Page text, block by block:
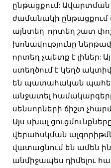
ընթացքում:
ժամանակի ընթացքում
այնտեղ, որտեղ շատ
խոնավությունը
որտեղ չպետք է լիներ:
ստեղծում է կեղծ
են պատահական
անջատել
սենսորների ճիշտ
Այս սխալ
վերահսկման
վատացնում են ամեն
անմիջապես դիմելու